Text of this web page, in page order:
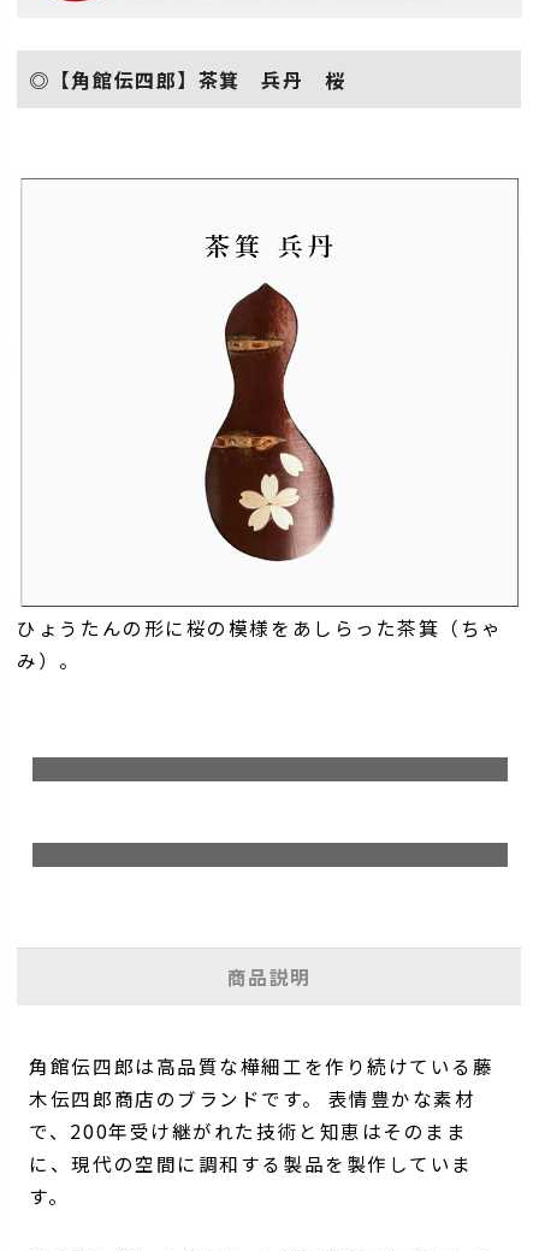
◎【角館伝四郎】茶箕 兵丹 桜
ひょうたんの形に桜の模様をあしらった茶箕（ちゃ
み）。
商品説明
角館伝四郎は高品質な樺細工を作り続けている藤
木伝四郎商店のブランドです。 表情豊かな素材
で、200年受け継がれた技術と知恵はそのまま
に、現代の空間に調和する製品を製作していま
す。